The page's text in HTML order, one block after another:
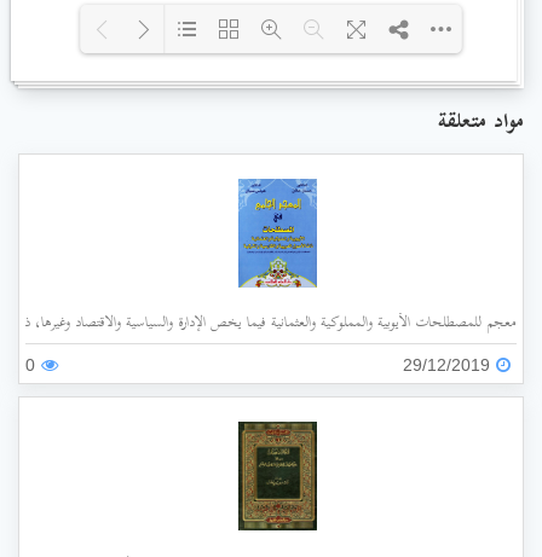
مواد متعلقة
معجم للمصطلحات الأيوبية والمملوكية والعثمانية فيما يخص الإدارة والسياسية والاقتصاد وغيرها، ذات
29/12/2019
0